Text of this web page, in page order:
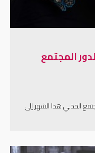
المجتمع
المدني هذا الشهر إلى